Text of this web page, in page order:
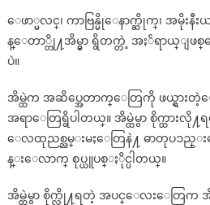
ေဖာ္မလင္၊ ကာဗြန္မိုေနာက္ဆိုက္၊ အမိုးနီ
န္ေတာ္တို႔အိမ္မွာ ရွိတက္တဲ့ အႏၲရာယ္ျဖ
ပဲ။
အိမ္ထဲက အဆိပ္အေတာက္ေတြကို ဖယ္ရွားတဲ့
အရာေတြရွိပါတယ္။ အိမ္ထဲမွာ စိုက္ထားလို
ေလထုညစ္ညမ္းမႈေတြနဲ႔ ဓာတုပၥည္း
န္းေလာက္ စုပ္ယူပစ္ႏိုင္ပါတယ္။
အိမ္ထဲမွာ စိုက္လို႔ရတဲ့ အပင္ေလးေတြ